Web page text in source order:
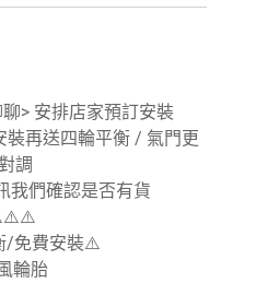
> 安排店家預訂安裝
裝再送四輪平衡 / 氣門更
調
我們確認是否有貨
/免費安裝⚠️
輪胎